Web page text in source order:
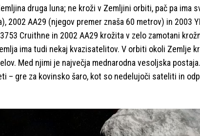
druga luna; ne kroži v Zemljini orbiti, pač pa ima
2002 AA29 (njegov premer znaša 60 metrov) in 2003
Cruithne in 2002 AA29 krožita v zelo zamotani
ima tudi nekaj kvazisatelitov. V orbiti okoli Zemlje
Med njimi je največja mednarodna vesoljska
– gre za kovinsko šaro, kot so nedelujoči sateliti in